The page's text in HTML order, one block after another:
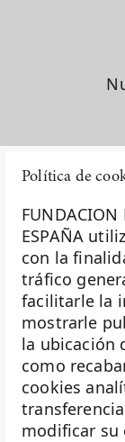
Política de
FUNDACION
ESPAÑA
con la
tráfico
facilitarle la
mostrarle
la ubicación
como
cookies
modificar su
La
miembro de